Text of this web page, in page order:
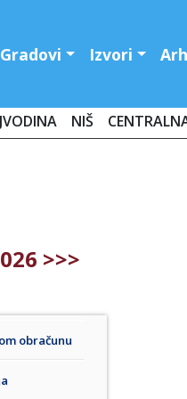
Gradovi Izvori
NIŠ
>>>
obračunu